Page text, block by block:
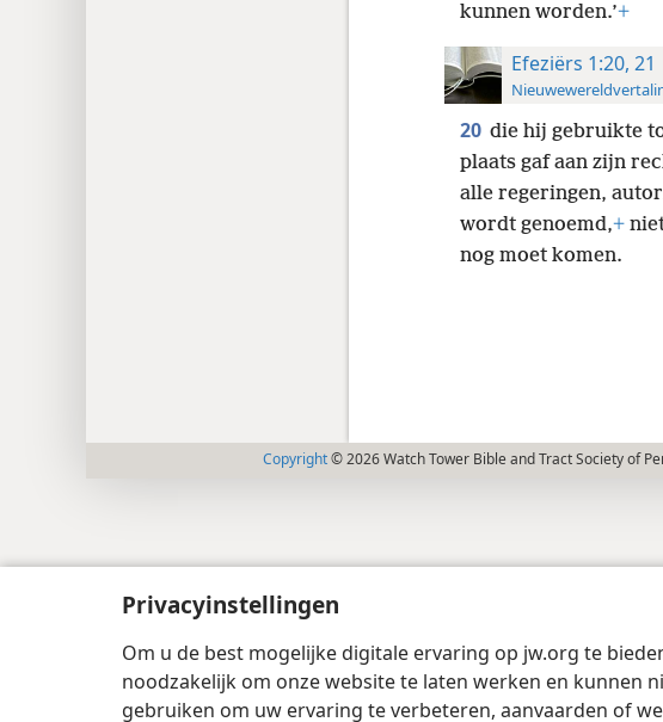
Privacyinstellingen
Om u de best mogelijke digitale ervaring op jw.org te
noodzakelijk om onze website te laten werken en kunnen
gebruiken om uw ervaring te verbeteren, aanvaarden of
kunnen worden.’+
Efeziërs 1:20, 21
20 die hij gebruikte
plaats gaf aan zijn
alle regeringen,
wordt genoemd,+
nog moet komen.
Copyright© 2026 Watch Tower Bible and Tract Society of